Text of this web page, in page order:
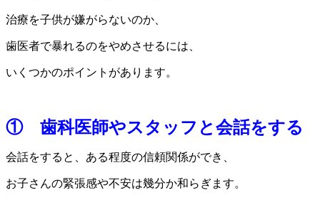
治療を子供が嫌がらないのか、
歯医者で暴れるのをやめさせるには、
いくつかのポイントがあります。
① 歯科医師やスタッフと会話をする
会話をすると、ある程度の信頼関係ができ、
お子さんの緊張感や不安は幾分か和らぎます。